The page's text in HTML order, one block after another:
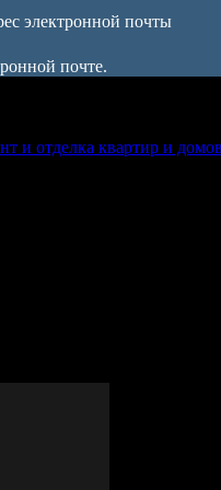
электронной почты
почте.
и отделка квартир и